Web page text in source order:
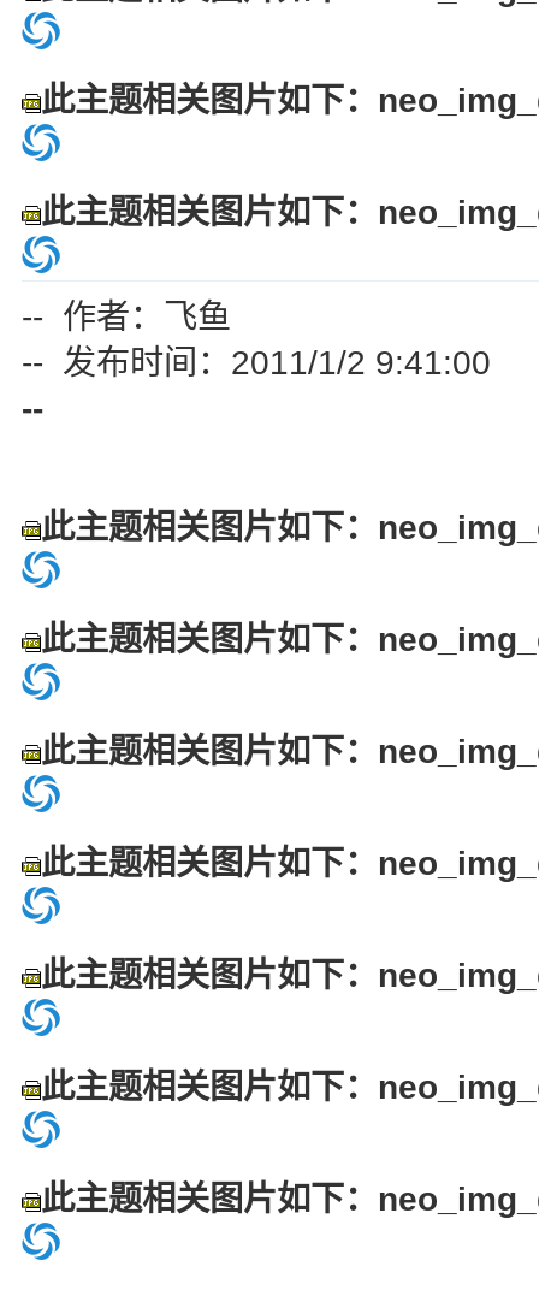
此主题相关图片如下：
此主题相关图片如下：
-- 作者：飞鱼
-- 发布时间：2011/1/2 9:41:00
--
此主题相关图片如下：
此主题相关图片如下：
此主题相关图片如下：
此主题相关图片如下：
此主题相关图片如下：
此主题相关图片如下：
此主题相关图片如下：